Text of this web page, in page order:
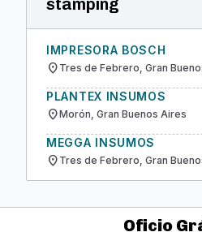
stamping
IMPRESORA BOSCH
location_on Tres de Febrero, Gran
PLANTEX INSUMOS
location_onMorón, Gran Buenos Aires
MEGGA INSUMOS
location_on Tres de Febrero, Gran
Oficio